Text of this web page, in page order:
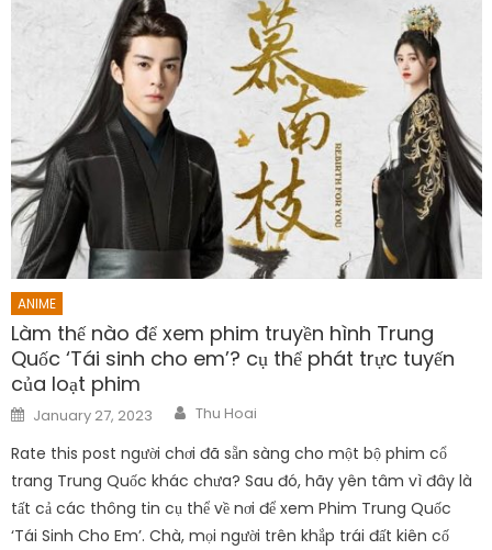
ANIME
Làm thế nào để xem phim truyền hình Trung
Quốc ‘Tái sinh cho em’? cụ thể phát trực tuyến
của loạt phim
Posted
on
January 27, 2023 Author
Thu Hoai
Rate this post người chơi đã sẵn sàng cho một bộ phim cổ
trang Trung Quốc khác chưa? Sau đó, hãy yên tâm vì đây là
tất cả các thông tin cụ thể về nơi để xem Phim Trung Quốc
‘Tái Sinh Cho Em’. Chà, mọi người trên khắp trái đất kiên cố